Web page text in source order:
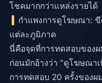
โชคมากกว่าแหล่งรายได้
กำแพงการดูโฆษณา:
แต่ละภูมิภาค
นี่คือจุดที่การทดสอบของ
ก่อนมักอ้างว่า "ดูโฆษณา
การทดสอบ 20 ครั้งของผ